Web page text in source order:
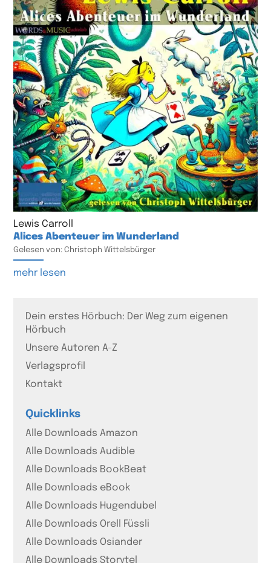
Lewis Carroll
Alices Abenteuer im Wunderland
Gelesen von: Christoph Wittelsbürger
mehr lesen
Dein erstes Hörbuch: Der Weg zum eigenen
Hörbuch
Unsere Autoren A-Z
Verlagsprofil
Kontakt
Quicklinks
Alle Downloads Amazon
Alle Downloads Audible
Alle Downloads BookBeat
Alle Downloads eBook
Alle Downloads Hugendubel
Alle Downloads Orell Füssli
Alle Downloads Osiander
Alle Downloads Storytel